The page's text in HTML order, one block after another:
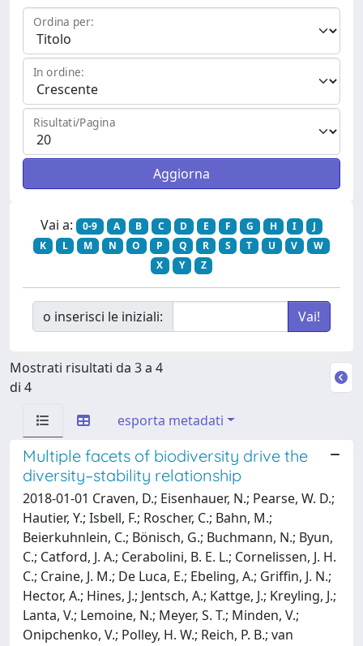
Ordina per:
In ordine:
Risultati/Pagina
Vai a: 0-9 A B C D E F G H I
J
K
L M N O P Q R S T U V
W
X
Y Z
o inserisci le iniziali:
Mostrati risultati da 3 a 4
di 4
esporta metadati
Multiple facets of biodiversity drive the
diversity–stability relationship
2018-01-01 Craven, D.; Eisenhauer, N.; Pearse, W. D.;
Hautier, Y.; Isbell, F.; Roscher, C.; Bahn, M.;
Beierkuhnlein, C.; Bönisch, G.; Buchmann, N.; Byun,
C.; Catford, J. A.; Cerabolini, B. E. L.; Cornelissen, J. H.
C.; Craine, J. M.; De Luca, E.; Ebeling, A.; Griffin, J. N.;
Hector, A.; Hines, J.; Jentsch, A.; Kattge, J.; Kreyling, J.;
Lanta, V.; Lemoine, N.; Meyer, S. T.; Minden, V.;
Onipchenko, V.; Polley, H. W.; Reich, P. B.; van